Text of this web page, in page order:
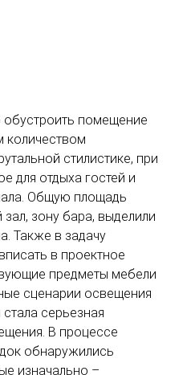
обустроить помещение
количеством
стилистике, при
для отдыха гостей и
Общую площадь
зону бара, выделили
Также в задачу
в проектное
предметы мебели
сценарии освещения
серьезная
В процессе
обнаружились
изначально –